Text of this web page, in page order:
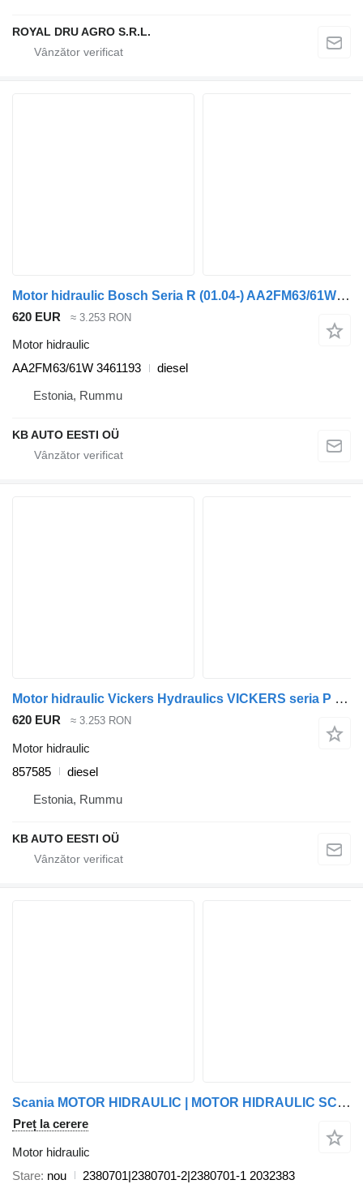
ROYAL DRU AGRO S.R.L.
Motor hidraulic Bosch Seria R (01.04-) AA2FM63/61W pentru camion Scania P,G,R,T-series (2004-2017)
620 EUR ≈ 3.253 RON
Motor hidraulic
AA2FM63/61W 3461193
diesel
Estonia, Rummu
KB AUTO EESTI OÜ
Motor hidraulic Vickers Hydraulics VICKERS seria P (01.04-) 857585 pentru camion Scania P,G,R,T-series (2004-2017)
620 EUR ≈ 3.253 RON
Motor hidraulic
857585
diesel
Estonia, Rummu
KB AUTO EESTI OÜ
Scania MOTOR HIDRAULIC | MOTOR HIDRAULIC SCANIA | MOTOR HIDRAULIC SCANIA 2380701|2380701-2|2380701-1 pentru camion Scania
Preț la cerere
Motor hidraulic
Stare nou
2380701|2380701-2|2380701-1 2032383